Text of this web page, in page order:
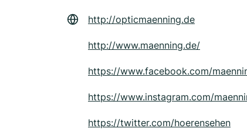
http://opticmaenning.de
http://www.maenning.de/
https://www.facebook.com/
https://www.instagram.com/
https://twitter.com/hoerensehen